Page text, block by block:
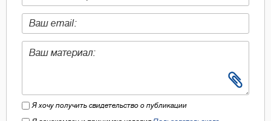
Я хочу получить свидетельство о публикации